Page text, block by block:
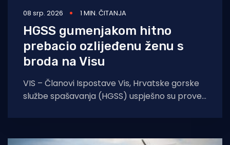
08 srp. 2026 1 MIN. ČITANJA
HGSS gumenjakom hitno
prebacio ozlijeđenu ženu s
broda na Visu
VIS – Članovi Ispostave Vis, Hrvatske gorske
službe spašavanja (HGSS) uspješno su proveli